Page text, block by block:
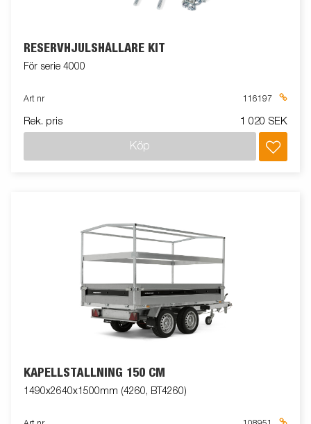
RESERVHJULSHÅLLARE KIT
För serie 4000
Art nr 116197
Rek. pris 1 020 SEK
Köp
KAPELLSTÄLLNING 150 CM
1490x2640x1500mm (4260, BT4260)